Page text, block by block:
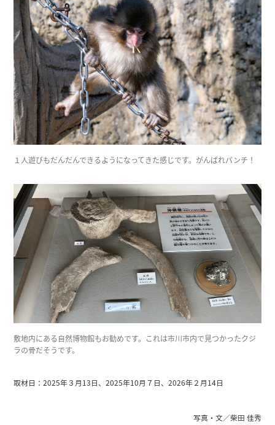
１人遊びもだんだんできるようになってきた感じです。がんばれパンチ！
敷地内にある自然博物館もお勧めです。これは市川市内で見つかったクジ
ラの骨だそうです。
取材日：2025年３月13日、2025年10月７日、2026年２月14日
写真・文／柴田 佳秀